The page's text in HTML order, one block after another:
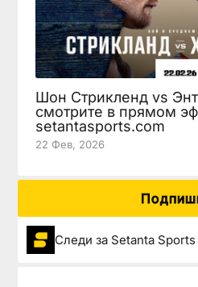
Шон Стрикленд vs
смотрите в прямом
setantasports.com
22 Фев, 2026
Следи за Setanta Sports